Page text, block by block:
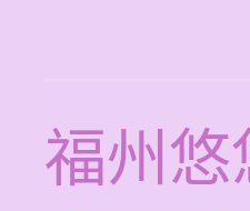
福州悠